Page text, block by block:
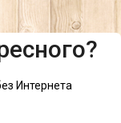
Интернета